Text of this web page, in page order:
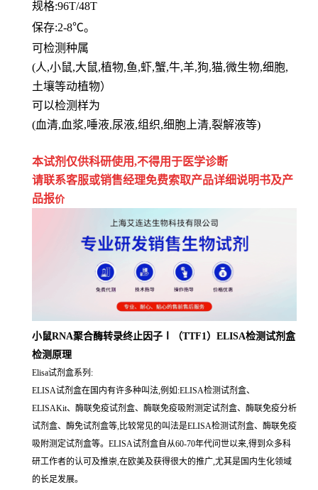
规格:96T/48T
保存:2-8℃。
可检测种属
(人,小鼠,大鼠,植物,鱼,虾,蟹,牛,羊,狗,猫,微生物,细胞,
土壤等动植物）
可以检测样为
(血清,血浆,唾液,尿液,组织,细胞上清,裂解液等)
本试剂仅供科研使用,不得用于医学诊断
请联系客服或销售经理免费索取产品详细说明书及产
品报价
小鼠RNA聚合酶转录终止因子Ⅰ（TTF1）ELISA检测试剂盒
检测原理
Elisa试剂盒系列:
ELISA试剂盒在国内有许多种叫法,例如:ELISA检测试剂盒、
ELISAKit、酶联免疫试剂盒、酶联免疫吸附测定试剂盒、酶联免疫分析
试剂盒、酶免试剂盒等,比较常见的叫法是ELISA检测试剂盒、酶联免疫
吸附测定试剂盒等。ELISA试剂盒自从60-70年代问世以来,得到众多科
研工作者的认可及推崇,在欧美及获得很大的推广,尤其是国内生化领域
的长足发展。